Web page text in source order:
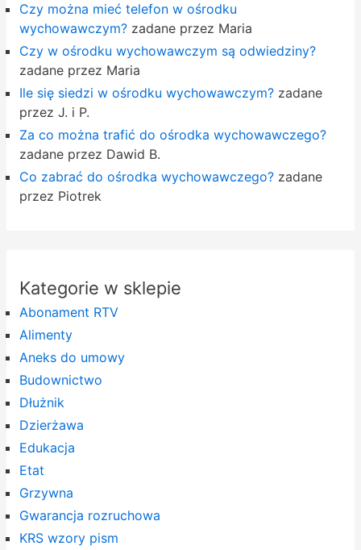
Czy można mieć telefon w ośrodku
wychowawczym?zadane przez Maria
Czy w ośrodku wychowawczym są odwiedziny?
zadane przez Maria
Ile się siedzi w ośrodku wychowawczym?zadane
przez J. i P.
Za co można trafić do ośrodka wychowawczego?
zadane przez Dawid B.
Co zabrać do ośrodka wychowawczego?zadane
przez Piotrek
Kategorie w sklepie
Abonament RTV
Alimenty
Aneks do umowy
Budownictwo
Dłużnik
Dzierżawa
Edukacja
Etat
Grzywna
Gwarancja rozruchowa
KRS wzory pism